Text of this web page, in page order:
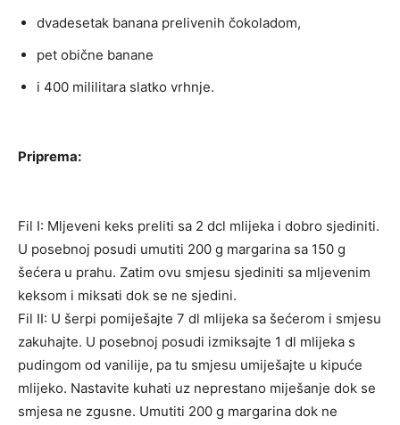
dvadesetak banana prelivenih čokoladom,
pet obične banane
i 400 mililitara slatko vrhnje.
Priprema:
Fil I: Mljeveni keks preliti sa 2 dcl mlijeka i dobro sjediniti.
U posebnoj posudi umutiti 200 g margarina sa 150 g
šećera u prahu. Zatim ovu smjesu sjediniti sa mljevenim
keksom i miksati dok se ne sjedini.
Fil II: U šerpi pomiješajte 7 dl mlijeka sa šećerom i smjesu
zakuhajte. U posebnoj posudi izmiksajte 1 dl mlijeka s
pudingom od vanilije, pa tu smjesu umiješajte u kipuće
mlijeko. Nastavite kuhati uz neprestano miješanje dok se
smjesa ne zgusne. Umutiti 200 g margarina dok ne